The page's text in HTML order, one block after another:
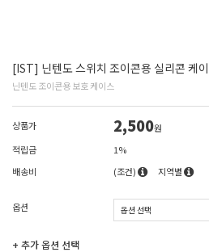
[IST] 닌텐도 스위치 조이콘용 실리콘 케
닌텐도 조이콘용 보호 케이스
상품가 2,500원
적립금
1%
배송비
(조건) 지역별
옵션
+ 추가 옵션 선택